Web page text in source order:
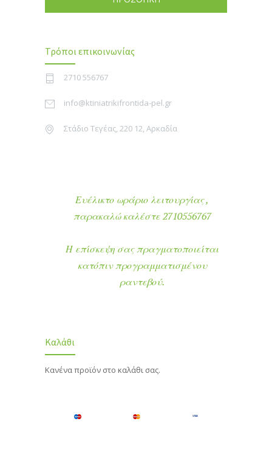
Τρόποι επικοινωνίας
2710 556767
info@ktiniatrikifrontida-pel.gr
Στάδιο Τεγέας, 220 12, Αρκαδία
Ευέλικτο ωράριο λειτουργίας ,
παρακαλώ καλέστε 2710556767
Η επίσκεψη σας πραγματοποιείται
κατόπιν προγραμματισμένου
ραντεβού.
Καλάθι
Κανένα προϊόν στο καλάθι σας.